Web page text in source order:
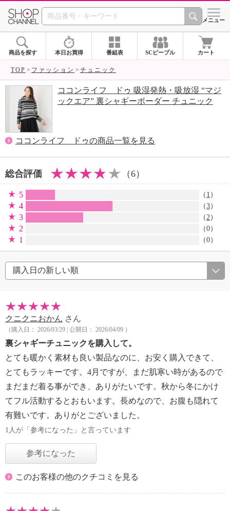
SHOP CHANNEL シメニュー
商品を探す 本日お買得 番組表 SCピープル カート
TOP ファッション チュニック
ココンライフ ドゥ 吸湿発熱・吸放湿 “マジ
ックエア” 裏シャギーボーダー チュニック
ココンライフ ドゥの商品一覧を見る
総合評価 （6）
5 （ 1 ）
4 （3）
3 （2）
2 （0）
1 （0）
クニクニおかん さん
（購入日： 2026/03/29 | 公開日： 2026/04/09 ）
裏シャギーチュニックを購入して。
とても暖かく素材も良い製品なのに、お安く購入できて、
とてもラッキーです。4月ですが、まだ肌寒い時があるので
まだまだ着る事ができ、ありがたいです。秋から冬にかけ
てフル活動するとおもいます。長めなので、お腹も隠れて
有難いです。ありがとございました。
1人が「参考になった」と言っています
参考になった
このお客様の他のクチコミを見る